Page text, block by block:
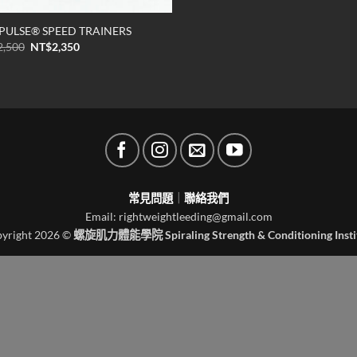
SPEED TRAINERS
原
NT$2,350目
常見問題｜ 聯絡我們
Email: rightweightleeding@gmail.com
2026 © 螺旋肌力體能學院 Spiraling Strength & Conditioning